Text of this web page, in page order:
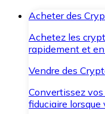
Acheter des
Achetez les
rapidement et
Vendre des
Convertissez
fiduciaire lorsque